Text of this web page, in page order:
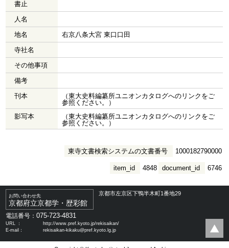
書止
人名
地名
右京八条大宮 東口口田
寺社名
その他事項
備考
刊本
（東大史料編纂所ユニオンカタログへのリンクをご
参照ください。）
影写本
（東大史料編纂所ユニオンカタログへのリンクをご
参照ください。）
東寺文書検索システムの文書番号 1000182790000
document_id 6746
item_id 4848
お問い合わせ先
京都府立京都学・歴彩館
京都市左京区下鴨半木町1番地29
電話番号：075-723-4831
URL ：
http://www.pref.kyoto.jp/rekisaikan/
E-mail：
rekisaikan-kikaku@pref.kyoto.lg.jp